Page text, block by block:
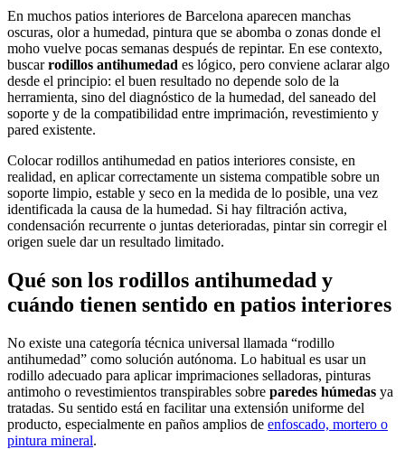
En muchos patios interiores de Barcelona aparecen manchas
oscuras, olor a humedad, pintura que se abomba o zonas donde el
moho vuelve pocas semanas después de repintar. En ese contexto,
buscarrodillos antihumedad es lógico, pero conviene aclarar algo
desde el principio: el buen resultado no depende solo de la
herramienta, sino del diagnóstico de la humedad, del saneado del
soporte y de la compatibilidad entre imprimación, revestimiento y
pared existente.
Colocar rodillos antihumedad en patios interiores consiste, en
realidad, en aplicar correctamente un sistema compatible sobre un
soporte limpio, estable y seco en la medida de lo posible, una vez
identificada la causa de la humedad. Si hay filtración activa,
condensación recurrente o juntas deterioradas, pintar sin corregir el
origen suele dar un resultado limitado.
Qué son los rodillos antihumedad y
cuándo tienen sentido en patios interiores
No existe una categoría técnica universal llamada “rodillo
antihumedad” como solución autónoma. Lo habitual es usar un
rodillo adecuado para aplicar imprimaciones selladoras, pinturas
antimoho o revestimientos transpirables sobre paredes húmedas ya
tratadas. Su sentido está en facilitar una extensión uniforme del
producto, especialmente en paños amplios de enfoscado, mortero o
pintura mineral.